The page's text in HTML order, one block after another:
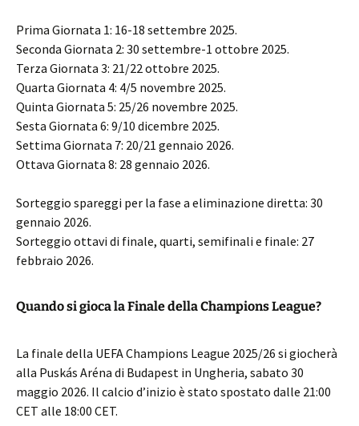
Prima Giornata 1: 16-18 settembre 2025.
Seconda Giornata 2: 30 settembre-1 ottobre 2025.
Terza Giornata 3: 21/22 ottobre 2025.
Quarta Giornata 4: 4/5 novembre 2025.
Quinta Giornata 5: 25/26 novembre 2025.
Sesta Giornata 6: 9/10 dicembre 2025.
Settima Giornata 7: 20/21 gennaio 2026.
Ottava Giornata 8: 28 gennaio 2026.
Sorteggio spareggi per la fase a eliminazione diretta: 30
gennaio 2026.
Sorteggio ottavi di finale, quarti, semifinali e finale: 27
febbraio 2026.
Quando si gioca la Finale della Champions League?
La finale della UEFA Champions League 2025/26 si giocherà
alla Puskás Aréna di Budapest in Ungheria, sabato 30
maggio 2026. Il calcio d’inizio è stato spostato dalle 21:00
CET alle 18:00 CET.